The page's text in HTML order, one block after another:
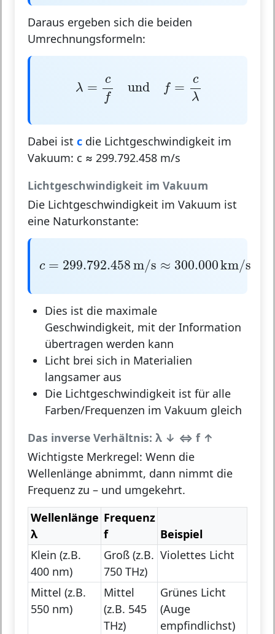
Daraus ergeben sich die beiden
Umrechnungsformeln:
λ =
c
f
und f =
c
λ
λ=
Dabei ist c die Lichtgeschwindigkeit im
Vakuum: c ≈ 299.792.458 m/s
Lichtgeschwindigkeit im Vakuum
Die Lichtgeschwindigkeit im Vakuum ist
eine Naturkonstante:
c = 299.792.458m/s ≈ 300.000km/s
299.792.458m/s ≈ 300.000km/s
Dies ist die maximale
Geschwindigkeit, mit der Information
übertragen werden kann
Licht brei sich in Materialien
langsamer aus
Die Lichtgeschwindigkeit ist für alle
Farben/Frequenzen im Vakuum gleich
Das inverse Verhältnis: λ ↓ ⇔ f ↑
Wichtigste Merkregel: Wenn die
Wellenlänge abnimmt, dann nimmt die
Frequenz zu – und umgekehrt.
Wellenlänge
λ
Frequenz
f
Beispiel
Klein (z.B.
400 nm)
Groß (z.B.
750 THz)
Violettes Licht
Mittel (z.B.
550 nm)
Mittel
(z.B. 545
THz)
Grünes Licht
(Auge
empfindlichst)